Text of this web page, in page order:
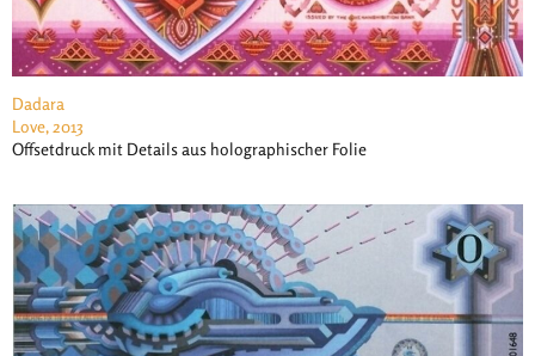
Dadara
Love, 2013
Offsetdruck mit Details aus holographischer Folie